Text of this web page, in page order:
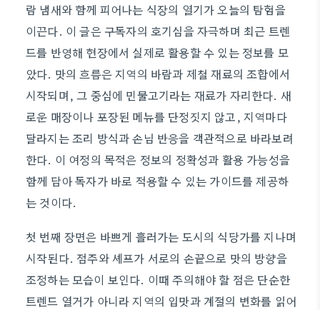
람 냄새와 함께 피어나는 식장의 열기가 오늘의 탐험을
이끈다. 이 글은 구독자의 호기심을 자극하며 최근 트렌
드를 반영해 현장에서 실제로 활용할 수 있는 정보를 모
았다. 맛의 흐름은 지역의 바람과 제철 재료의 조합에서
시작되며, 그 중심에 민물고기라는 재료가 자리한다. 새
로운 매장이나 포장된 메뉴를 단정짓지 않고, 지역마다
달라지는 조리 방식과 손님 반응을 객관적으로 바라보려
한다. 이 여정의 목적은 정보의 정확성과 활용 가능성을
함께 담아 독자가 바로 적용할 수 있는 가이드를 제공하
는 것이다.
첫 번째 장면은 바쁘게 흘러가는 도시의 식당가를 지나며
시작된다. 점주와 셰프가 서로의 손끝으로 맛의 방향을
조정하는 모습이 보인다. 이때 주의해야 할 점은 단순한
트렌드 열거가 아니라 지역의 입맛과 계절의 변화를 읽어